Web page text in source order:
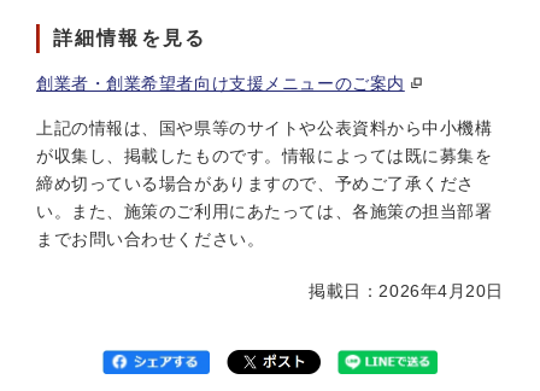
詳細情報を見る
創業者・創業希望者向け支援メニューのご案内
上記の情報は、国や県等のサイトや公表資料から中小機構
が収集し、掲載したものです。情報によっては既に募集を
締め切っている場合がありますので、予めご了承くださ
い。また、施策のご利用にあたっては、各施策の担当部署
までお問い合わせください。
掲載日：2026年4月20日